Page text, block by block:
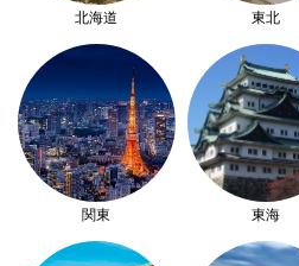
北海道 東北
関東 東海